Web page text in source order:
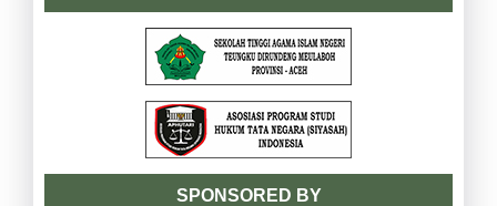
SPONSORED BY